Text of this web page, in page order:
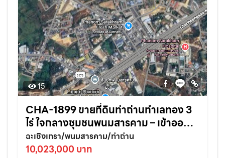
15
CHA-1899 ขายที่ดินท่าถ่านทำเลทอง 3
ไร่ ใจกลางชุมชนพนมสารคาม – เข้าออก
สะดวก ใกล้ถนนใหญ่3076เพียง 70 เมตร
จ.ฉะเชิงเทรา
ฉะเชิงเทรา/พนมสารคาม/ท่าถ่าน
10,023,000 บาท